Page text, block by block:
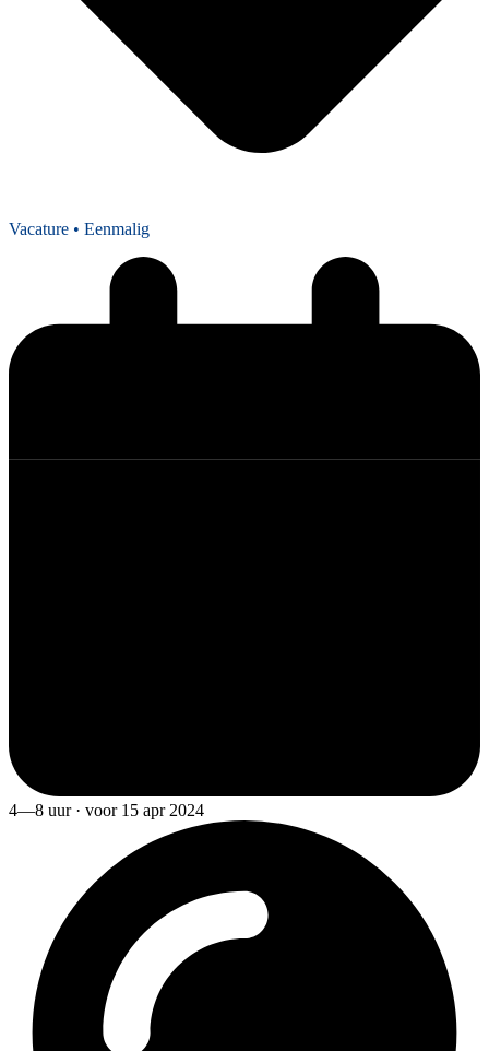
Vacature • Eenmalig
4—8 uur · voor 15 apr 2024